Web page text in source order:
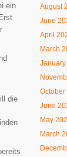
ein
die
August
June
April
March
June
May
March